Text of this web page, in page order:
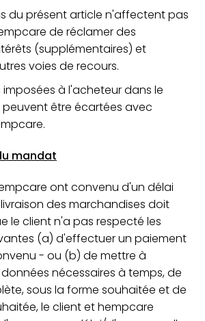
du présent article n'affectent pas
de réclamer des
(supplémentaires) et
voies de recours.
imposées à l'acheteur dans le
être écartées avec
mandat
ont convenu d'un délai
des marchandises doit
le client n'a pas respecté les
(a) d'effectuer un paiement
- ou (b) de mettre à
nécessaires à temps, de
sous la forme souhaitée et de
le client et hempcare